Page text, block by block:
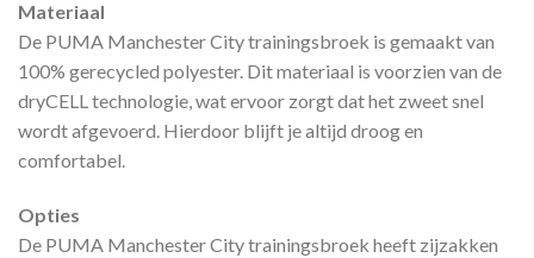
Materiaal
De PUMA Manchester City trainingsbroek is gemaakt van
100% gerecycled polyester. Dit materiaal is voorzien van de
dryCELL technologie, wat ervoor zorgt dat het zweet snel
wordt afgevoerd. Hierdoor blijft je altijd droog en
comfortabel.
Opties
De PUMA Manchester City trainingsbroek heeft zijzakken